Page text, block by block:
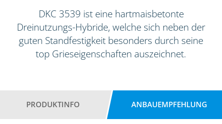
DKC 3539 ist eine hartmaisbetonte
Dreinutzungs-Hybride, welche sich neben der
guten Standfestigkeit besonders durch seine
top Grieseigenschaften auszeichnet.
PRODUKTINFO ANBAUEMPFEHLUNG